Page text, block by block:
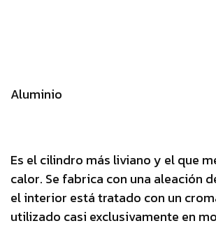
Aluminio
Es el cilindro más liviano y el que
calor. Se fabrica con una aleación
el interior está tratado con un
utilizado casi exclusivamente en